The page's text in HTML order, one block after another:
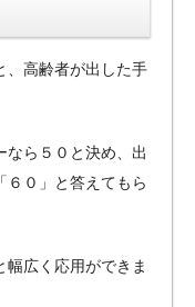
、高齢者が出した手
なら５０と決め、出
６０」と答えてもら
広く応用ができま